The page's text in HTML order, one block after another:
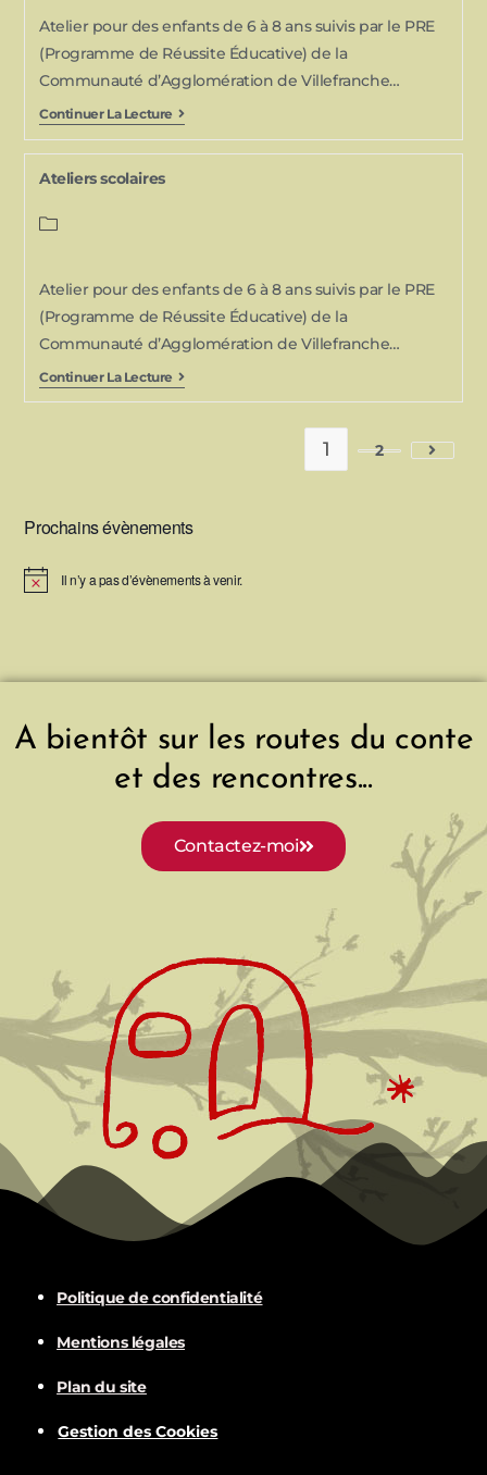
Atelier pour des enfants de 6 à 8 ans suivis par le PRE
(Programme de Réussite Éducative) de la
Communauté d’Agglomération de Villefranche…
Continuer La Lecture
Ateliers scolaires
Atelier pour des enfants de 6 à 8 ans suivis par le PRE
(Programme de Réussite Éducative) de la
Communauté d’Agglomération de Villefranche…
Continuer La Lecture
1 2
Prochains évènements
N
e
Il n’y a pas d’évènements à venir.
A bientôt sur les routes du conte
et des rencontres...
Contactez-moi
Politique de confidentialité
Mentions légales
Plan du site
Gestion des Cookies